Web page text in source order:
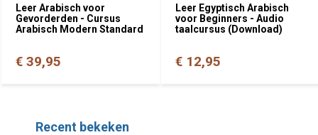
Leer Arabisch voor
Gevorderden - Cursus
Arabisch Modern Standard
€ 39,95
Leer Egyptisch Arabisch
voor Beginners - Audio
taalcursus (Download)
€ 12,95
Recent bekeken